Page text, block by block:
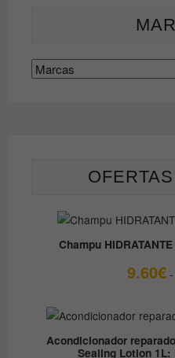
Champu
9.60€ -
Acondicionador
Sealing Lotion